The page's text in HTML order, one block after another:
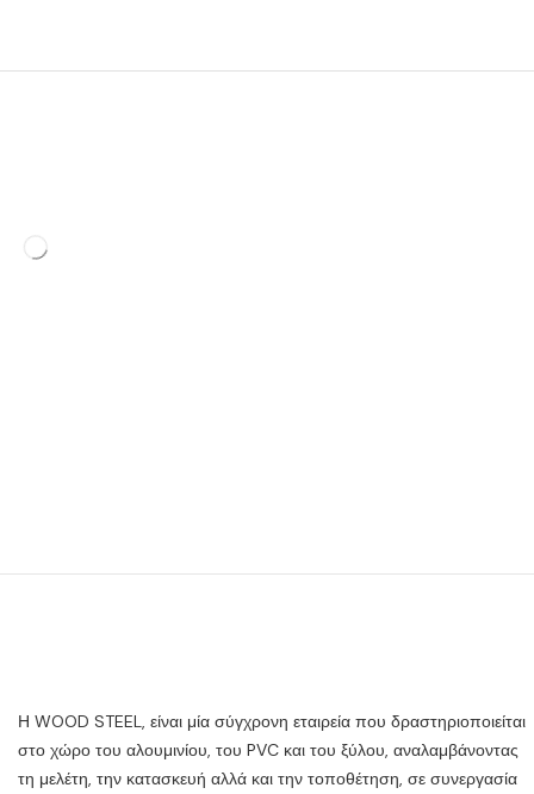
Η WOOD STEEL, είναι μία σύγχρονη εταιρεία που δραστηριοποιείται
στο χώρο του αλουμινίου, του PVC και του ξύλου, αναλαμβάνοντας
τη μελέτη, την κατασκευή αλλά και την τοποθέτηση, σε συνεργασία